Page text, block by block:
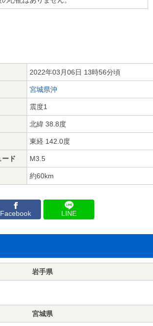
2022年03月06日 13時56分頃
宮城県沖
震度1
北緯 38.8度
東経 142.0度
ード M3.5
約60km
Facebook LINE
岩手県
宮城県